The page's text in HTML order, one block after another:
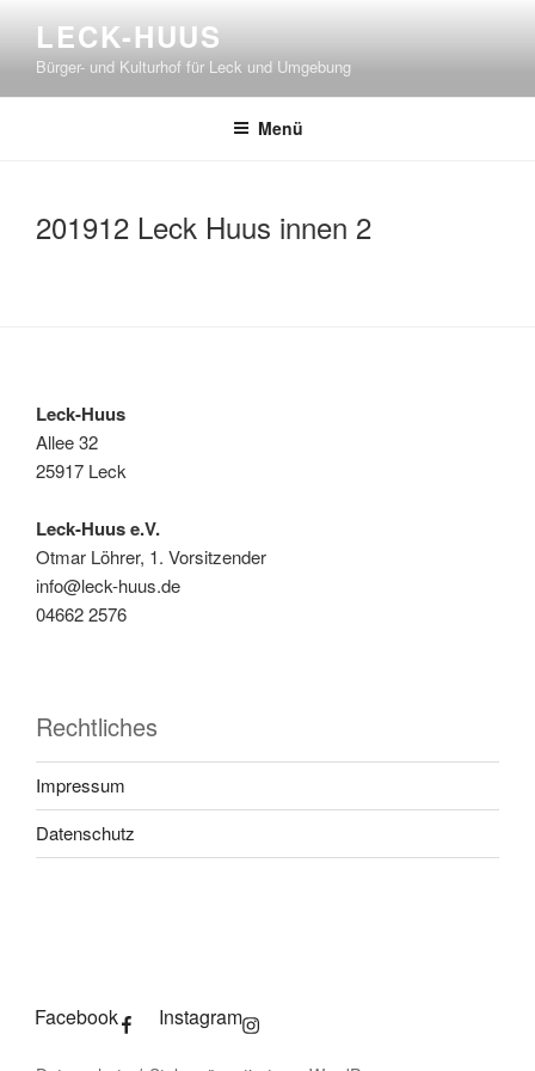
springen
LECK-HUUS
Bürger- und Kulturhof für Leck und Umgebung
Menü
201912 Leck Huus innen 2
Leck-Huus
Allee 32
25917 Leck
Leck-Huus e.V.
Otmar Löhrer, 1. Vorsitzender
info@leck-huus.de
04662 2576
Rechtliches
Impressum
Datenschutz
Facebook Instagram